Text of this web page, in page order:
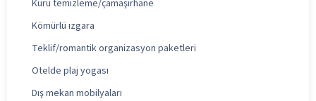
Kuru temizleme/çamaşırhane
Kömürlü ızgara
Teklif/romantik organizasyon paketleri
Otelde plaj yogası
Dış mekan mobilyaları